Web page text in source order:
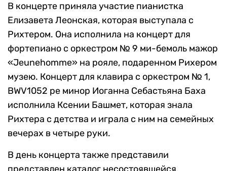
В концерте приняла участие пианистка
Елизавета Леонская, которая выступала с
Рихтером. Она исполнила на концерт для
фортепиано с оркестром № 9 ми-бемоль мажор
«Jeunehomme» на рояле, подаренном Рихером
музею. Концерт для клавира с оркестром № 1,
BWV1052 ре минор Иоганна Себастьяна Баха
исполнила Ксении Башмет, которая знала
Рихтера с детства и играла с ним на семейных
вечерах в четыре руки.
В день концерта также представили